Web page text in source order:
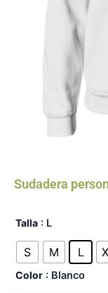
Sudadera
Talla : L
S M L
Color : Blanco
Sudadera
"Infinito
corazones"
cantidad